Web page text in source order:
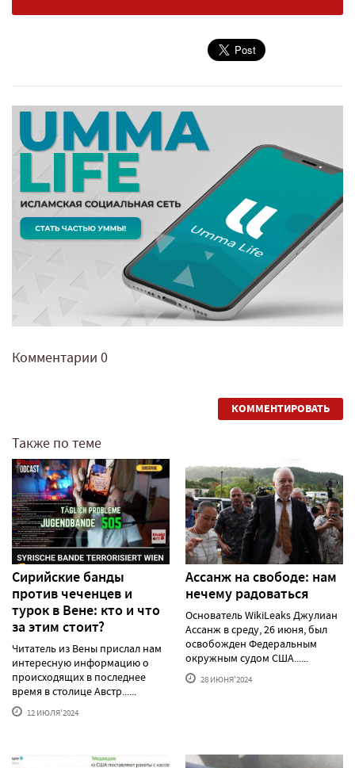
Комментарии 0
КОММЕНТИРОВАТЬ
Также по теме
Сирийские банды
против чеченцев и
турок в Вене: кто и что
за этим стоит?
Читатель из Вены прислал нам
интересную информацию о
происходящих в последнее
время в столице Австр......
12 ИЮЛЯ'2024
Ассанж на свободе: нам
нечему радоваться
Основатель WikiLeaks Джулиан
Ассанж в среду, 26 июня, был
освобожден Федеральным
окружным судом США......
28 ИЮНЯ'2024